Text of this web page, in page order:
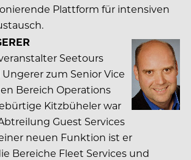
Plattform für intensiven
Seetours
zum Senior Vice
Bereich Operations
Kitzbüheler war
Guest Services
neuen Funktion ist er
Bereiche Fleet Services und